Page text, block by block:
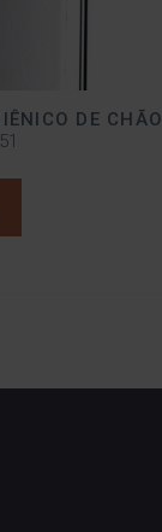
DE CHÃO